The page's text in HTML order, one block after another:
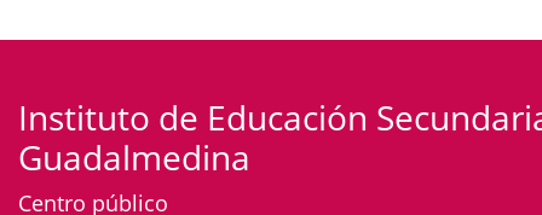
Instituto de Educación
Guadalmedina
Centro público